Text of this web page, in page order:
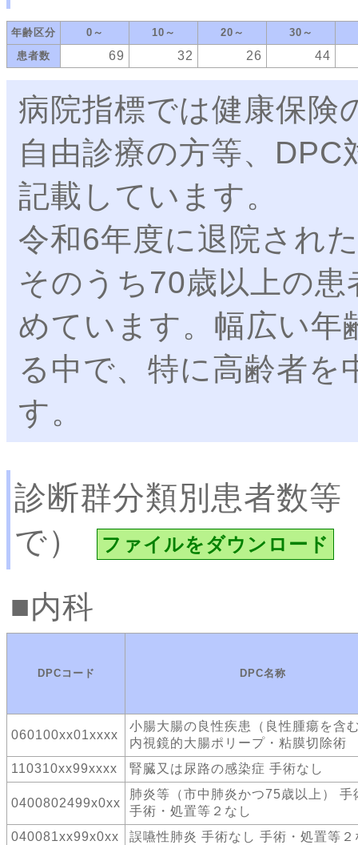
年齢区分 0～ 10～ 20～ 30～
患者数
69 32 26 44
病院指標では健康保険
自由診療の方等、
記載しています。
令和6年度に退院され
そのうち70歳以上の
めています。幅広い年
る中で、特に高齢者を
す。
診断群分類別患者数等
で）
ファイルをダウンロード
内科
DPCコード DPC名称
060100xx01xxxx
小腸大腸の良性疾患（良性腫瘍を含
内視鏡的大腸ポリープ・粘膜切除術
110310xx99xxxx
腎臓又は尿路の感染症 手術なし
0400802499x0xx
肺炎等（市中肺炎かつ75歳以上） 手
手術・処置等２なし
040081xx99x0xx
誤嚥性肺炎 手術なし 手術・処置等２